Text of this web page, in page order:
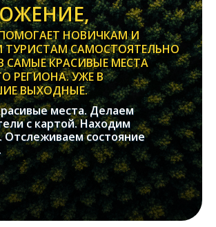
НОВИЧКАМ И
САМОСТОЯТЕЛЬНО
САМЫЕ КРАСИВЫЕ МЕСТА
РЕГИОНА. УЖЕ В
ВЫХОДНЫЕ.
места. Делаем
с картой. Находим
Отслеживаем состояние